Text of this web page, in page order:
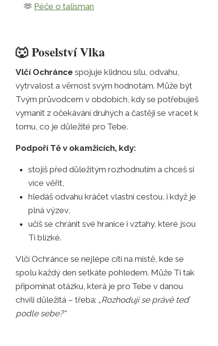
🫶 Péče o talisman
🐺Poselství Vlka
Vlčí Ochránce spojuje klidnou sílu, odvahu,
vytrvalost a věrnost svým hodnotám. Může být
Tvým průvodcem v obdobích, kdy se potřebuješ
vymanit z očekávání druhých a častěji se vracet k
tomu, co je důležité pro Tebe.
Podpoří Tě v okamžicích, kdy:
stojíš před důležitým rozhodnutím a chceš si
více věřit,
hledáš odvahu kráčet vlastní cestou, i když je
plná výzev,
učíš se chránit své hranice i vztahy, které jsou
Ti blízké.
Vlčí Ochránce se nejlépe cítí na místě, kde se
spolu každý den setkáte pohledem. Může Ti tak
připomínat otázku, která je pro Tebe v danou
chvíli důležitá – třeba: „Rozhoduji se právě teď
podle sebe?“